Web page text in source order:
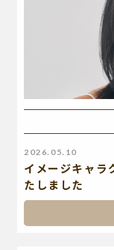
2026.05.10
イメージキャラ
たしました